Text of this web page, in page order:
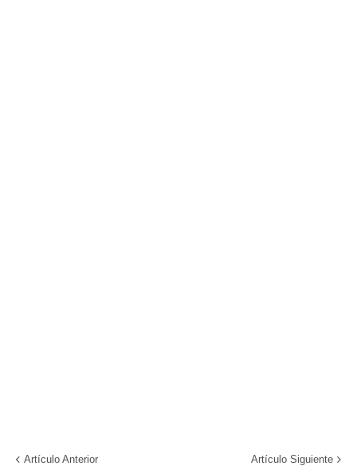
Artículo Anterior Artículo Siguiente